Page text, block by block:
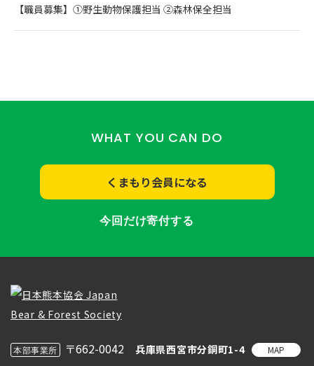
【職員募集】①野生動物保護担当 ②森林保全担当
WHAT YOU CAN DO
くまもり会員になる
今回だけ寄付する
本部事業所 〒662-0042 兵庫県西宮市分銅町1-4 MAP